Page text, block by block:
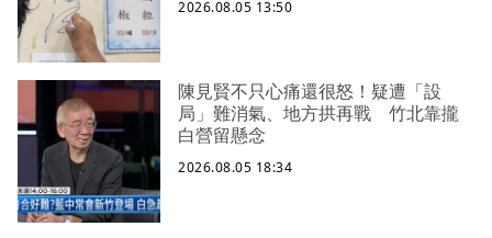
2026.08.05 13:50
陳見賢不只心痛還很怒！疑遭「設
局」難消氣、地方拱再戰 竹北靠攏
白營留懸念
2026.08.05 18:34